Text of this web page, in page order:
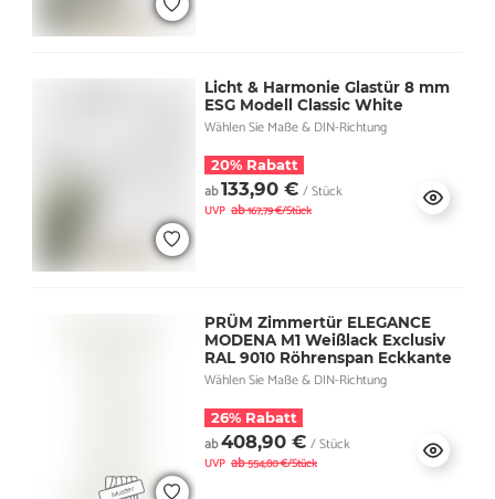
Licht & Harmonie Glastür 8 mm
ESG Modell Classic White
Wählen Sie Maße & DIN-Richtung
20% Rabatt
ab133,90 € / Stück
UVP ab167,79 €/Stück
PRÜM Zimmertür ELEGANCE
MODENA M1 Weißlack Exclusiv
RAL 9010 Röhrenspan Eckkante
Wählen Sie Maße & DIN-Richtung
26% Rabatt
ab408,90 € / Stück
UVP ab554,80 €/Stück